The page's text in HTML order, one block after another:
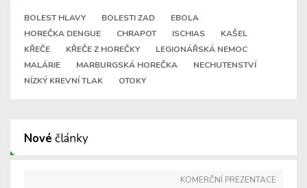
BOLEST HLAVY BOLESTI ZAD
EBOLA
HOREČKA DENGUE
CHRAPOT ISCHIAS
KAŠEL
KŘEČE
KŘEČE Z HOREČKY
LEGIONÁŘSKÁ NEMOC
MALÁRIE
MARBURGSKÁ HOREČKA
NECHUTENSTVÍ
NÍZKÝ KREVNÍ TLAK
OTOKY
Nové články
KOMERČNÍ PREZENTACE